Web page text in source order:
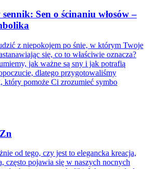
Sen o ścinaniu włosów –
z niepokojem po śnie, w którym Twoje
się, co to właściwie oznacza?
jak ważne są sny i jak potrafią
dlatego przygotowaliśmy
który pomoże Ci zrozumieć symbo
od tego, czy jest to elegancka kreacja,
często pojawia się w naszych nocnych